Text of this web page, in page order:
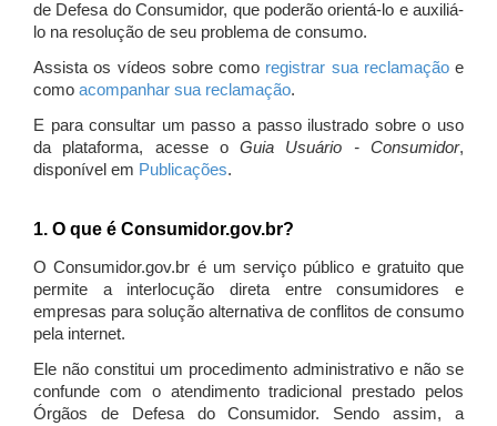
de Defesa do Consumidor, que poderão orientá-lo e auxiliá-
lo na resolução de seu problema de consumo.
Assista os vídeos sobre como registrar sua reclamaçãoe
como acompanhar sua reclamação.
E para consultar um passo a passo ilustrado sobre o uso
da plataforma, acesse oGuia Usuário - Consumidor,
disponível em Publicações.
1. O que é Consumidor.gov.br?
O Consumidor.gov.br é um serviço público e gratuito que
permite a interlocução direta entre consumidores e
empresas para solução alternativa de conflitos de consumo
pela internet.
Ele não constitui um procedimento administrativo e não se
confunde com o atendimento tradicional prestado pelos
Órgãos de Defesa do Consumidor. Sendo assim, a